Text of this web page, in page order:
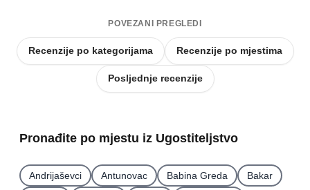
POVEZANI PREGLEDI
Recenzije po kategorijama Recenzije po mjestima
Posljednje recenzije
Pronađite po mjestu iz Ugostiteljstvo
Andrijaševci Antunovac Babina Greda
Bakar